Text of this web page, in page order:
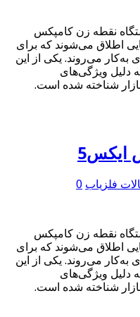
نقطه زن کامپکس ایکس5 دستگاه نقطه زن کامپکس
اطلاق می‌شوند که برای
به‌کار می‌روند. یکی از این
ایکس5 است که به دلیل ویژگی‌های
شناخته شده است.
ایکس5
فلزیاب 0
نقطه زن کامپکس ایکس5 دستگاه نقطه زن کامپکس
اطلاق می‌شوند که برای
به‌کار می‌روند. یکی از این
ایکس5 است که به دلیل ویژگی‌های
شناخته شده است.